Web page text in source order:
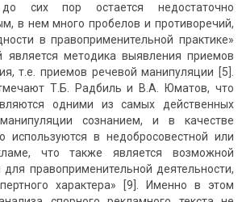
до сих пор остается недостаточно
в нем много пробелов и противоречий,
в правоприменительной практике»
является методика выявления приемов
т.е. приемов речевой манипуляции [5].
Т.Б. Радбиль и В.А. Юматов, что
одними из самых действенных
сознанием, и в качестве
используются в недобросовестной или
что также является возможной
правоприменительной деятельности,
характера» [9]. Именно в этом